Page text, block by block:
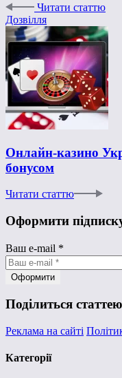
Читати статтю
Дозвілля
Онлайн-казино
бонусом
Читати статтю
Оформити
Ваш e-mail *
Поділиться
Реклама на сайті
Категорії